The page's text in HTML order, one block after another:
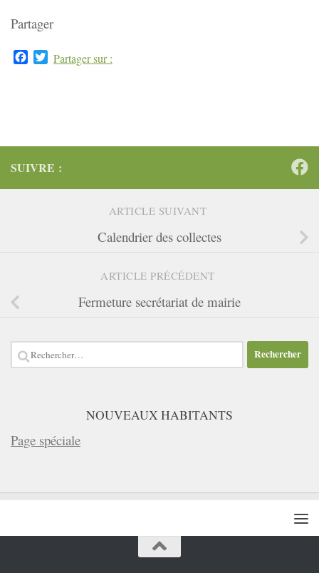
Partager
Facebook
Twitter
Partager sur :
SUIVRE :
ARTICLE SUIVANT
Calendrier des collectes
ARTICLE PRÉCÉDENT
Fermeture secrétariat de mairie
Rechercher :
NOUVEAUX HABITANTS
Page spéciale